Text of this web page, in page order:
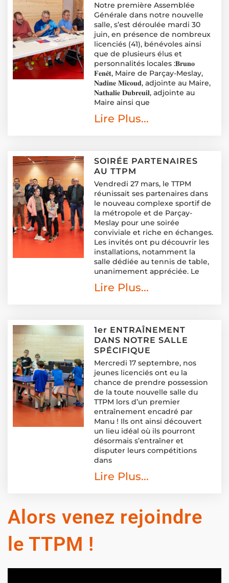
Notre première Assemblée
Générale dans notre nouvelle
salle, s’est déroulée mardi 30
juin, en présence de nombreux
licenciés (41), bénévoles ainsi
que de plusieurs élus et
personnalités locales :𝐁𝐫𝐮𝐧𝐨
𝐅𝐞𝐧𝐞̂𝐭, Maire de Parçay-Meslay,
𝐍𝐚𝐝𝐢𝐧𝐞 𝐌𝐢𝐜𝐨𝐮𝐝, adjointe au Maire,
𝐍𝐚𝐭𝐡𝐚𝐥𝐢𝐞 𝐃𝐮𝐛𝐫𝐞𝐮𝐢𝐥, adjointe au
Maire ainsi que
Lire Plus...
SOIRÉE PARTENAIRES
AU TTPM
Vendredi 27 mars, le TTPM
réunissait ses partenaires dans
le nouveau complexe sportif de
la métropole et de Parçay-
Meslay pour une soirée
conviviale et riche en échanges.
Les invités ont pu découvrir les
installations, notamment la
salle dédiée au tennis de table,
unanimement appréciée. Le
Lire Plus...
1er ENTRAÎNEMENT
DANS NOTRE SALLE
SPÉCIFIQUE
Mercredi 17 septembre, nos
jeunes licenciés ont eu la
chance de prendre possession
de la toute nouvelle salle du
TTPM lors d’un premier
entraînement encadré par
Manu ! Ils ont ainsi découvert
un lieu idéal où ils pourront
désormais s’entraîner et
disputer leurs compétitions
dans
Lire Plus...
Alors venez rejoindre
le TTPM !